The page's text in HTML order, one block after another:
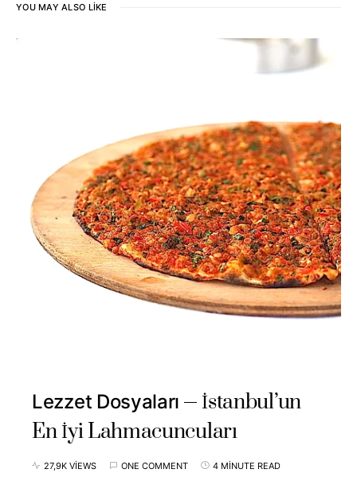
YOU MAY ALSO LIKE
Lezzet Dosyaları
İstanbul’un
En İyi Lahmacuncuları
27,9K VIEWS ONE COMMENT 4 MINUTE READ